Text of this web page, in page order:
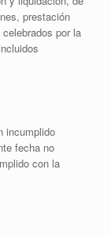
prestación
por la
incumplido
fecha no
con la